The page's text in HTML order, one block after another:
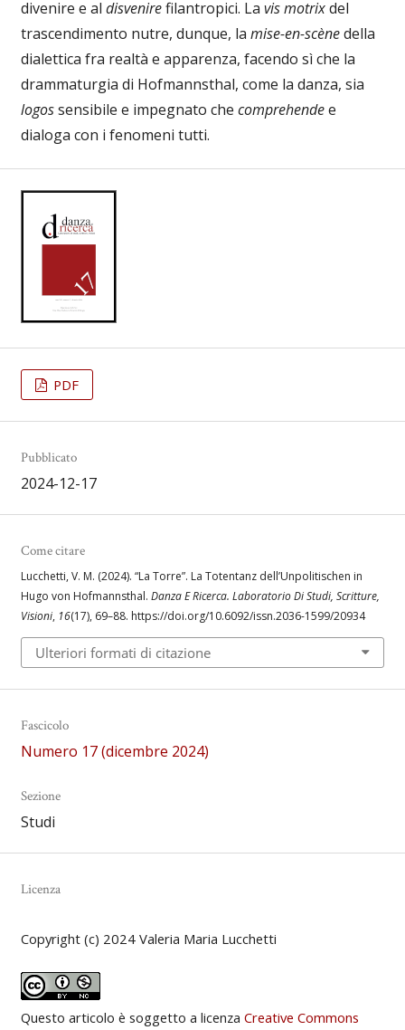
divenire e al disvenirefilantropici. La vis motrixdel
trascendimento nutre, dunque, la mise-en-scènedella
dialettica fra realtà e apparenza, facendo sì che la
drammaturgia di Hofmannsthal, come la danza, sia
logossensibile e impegnato che comprehendee
dialoga con i fenomeni tutti.
PDF
Pubblicato
2024-12-17
Come citare
Lucchetti, V. M. (2024). “La Torre”. La Totentanz dell’Unpolitischen in
Hugo von Hofmannsthal. Danza E Ricerca. Laboratorio Di Studi, Scritture,
Visioni, 16(17), 69–88. https://doi.org/10.6092/issn.2036-1599/20934
Ulteriori formati di citazione
Fascicolo
Numero 17 (dicembre 2024)
Sezione
Studi
Licenza
Copyright (c) 2024 Valeria Maria Lucchetti
Questo articolo è soggetto a licenza Creative Commons